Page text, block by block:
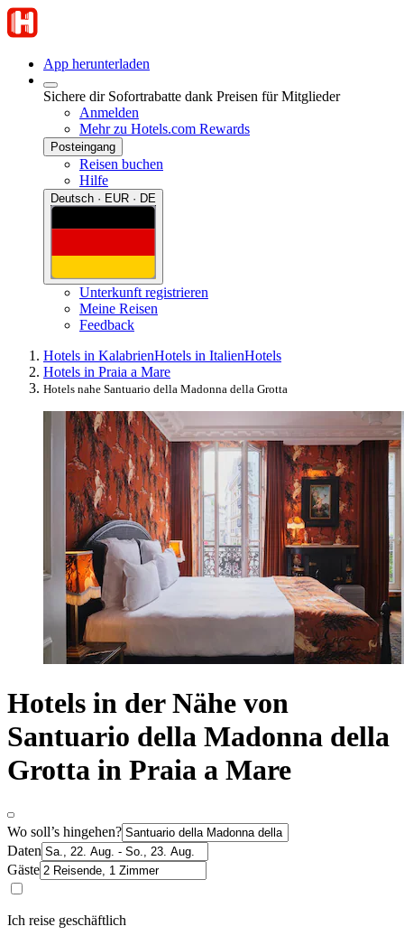
App herunterladen
Sichere dir Sofortrabatte dank Preisen für Mitglieder
Anmelden
Mehr zu Hotels.com Rewards
Posteingang
Reisen buchen
Hilfe
Deutsch · EUR · DE
Unterkunft registrieren
Meine Reisen
Feedback
Hotels in KalabrienHotels in ItalienHotels
Hotels in Praia a Mare
Hotels nahe Santuario della Madonna della Grotta
Hotels in der Nähe von
Santuario della Madonna della
Grotta in Praia a Mare
Wo soll’s hingehen?
Daten
Gäste
Ich reise geschäftlich